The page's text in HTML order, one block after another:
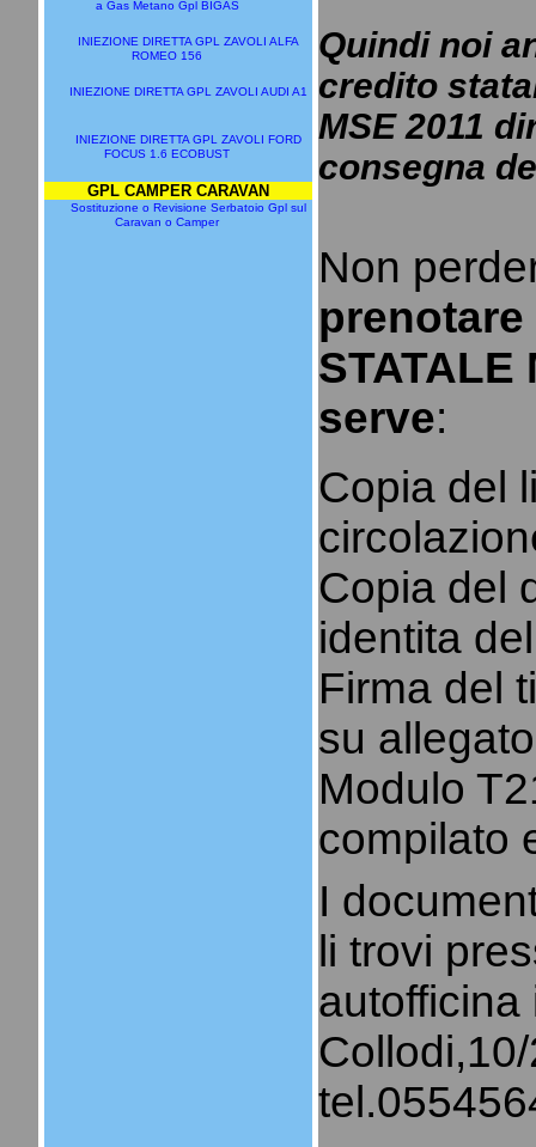
a Gas Metano Gpl BIGAS
INIEZIONE DIRETTA GPL ZAVOLI ALFA
ROMEO 156
INIEZIONE DIRETTA GPL ZAVOLI AUDI A1
INIEZIONE DIRETTA GPL ZAVOLI FORD
FOCUS 1.6 ECOBUST
GPL CAMPER CARAVAN
Sostituzione o Revisione Serbatoio Gpl sul
Caravan o Camper
Quindi noi
credito
MSE 2011
consegna
Non
prenotare
STATALE
serve:
Copia del
Copia del
identita
Firma del
su
Modulo
compilato
I
li trovi
autofficina